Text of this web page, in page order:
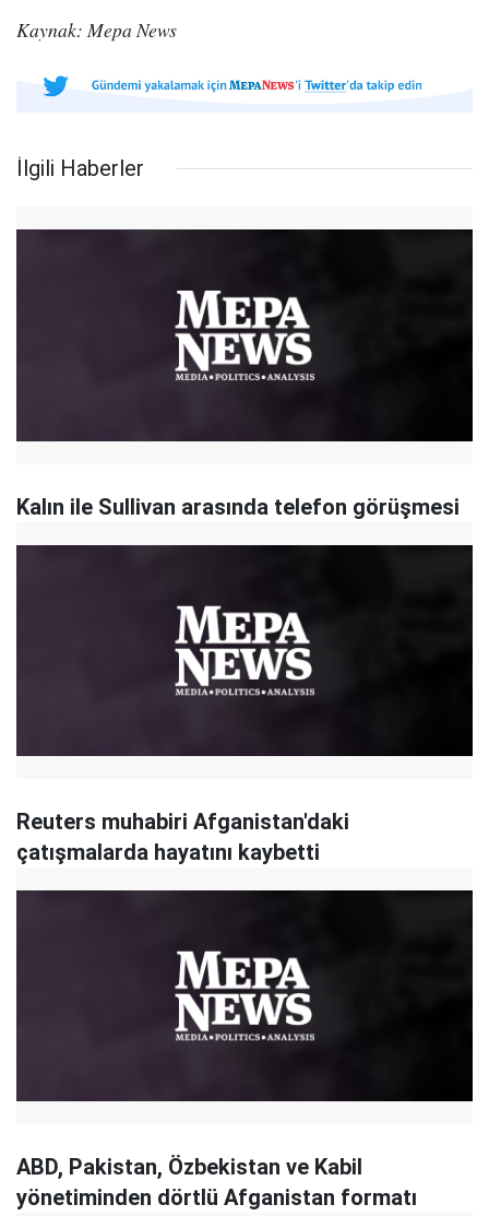
Kaynak: Mepa News
İlgili Haberler
Kalın ile Sullivan arasında telefon görüşmesi
Reuters muhabiri Afganistan'daki
çatışmalarda hayatını kaybetti
ABD, Pakistan, Özbekistan ve Kabil
yönetiminden dörtlü Afganistan formatı